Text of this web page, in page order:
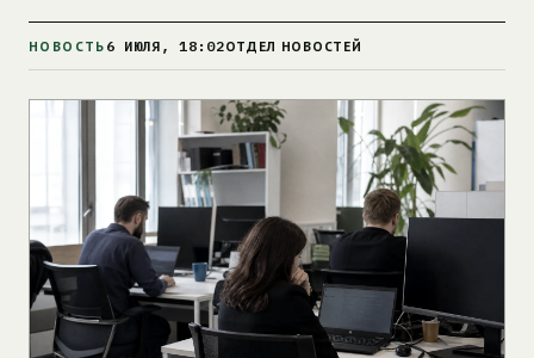
НОВОСТЬ 6 ИЮЛЯ, 18:02ОТДЕЛ НОВОСТЕЙ